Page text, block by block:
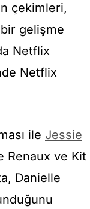
çekimleri,
bir gelişme
Netflix
Netflix
ile Jessie
Renaux ve Kit
Danielle